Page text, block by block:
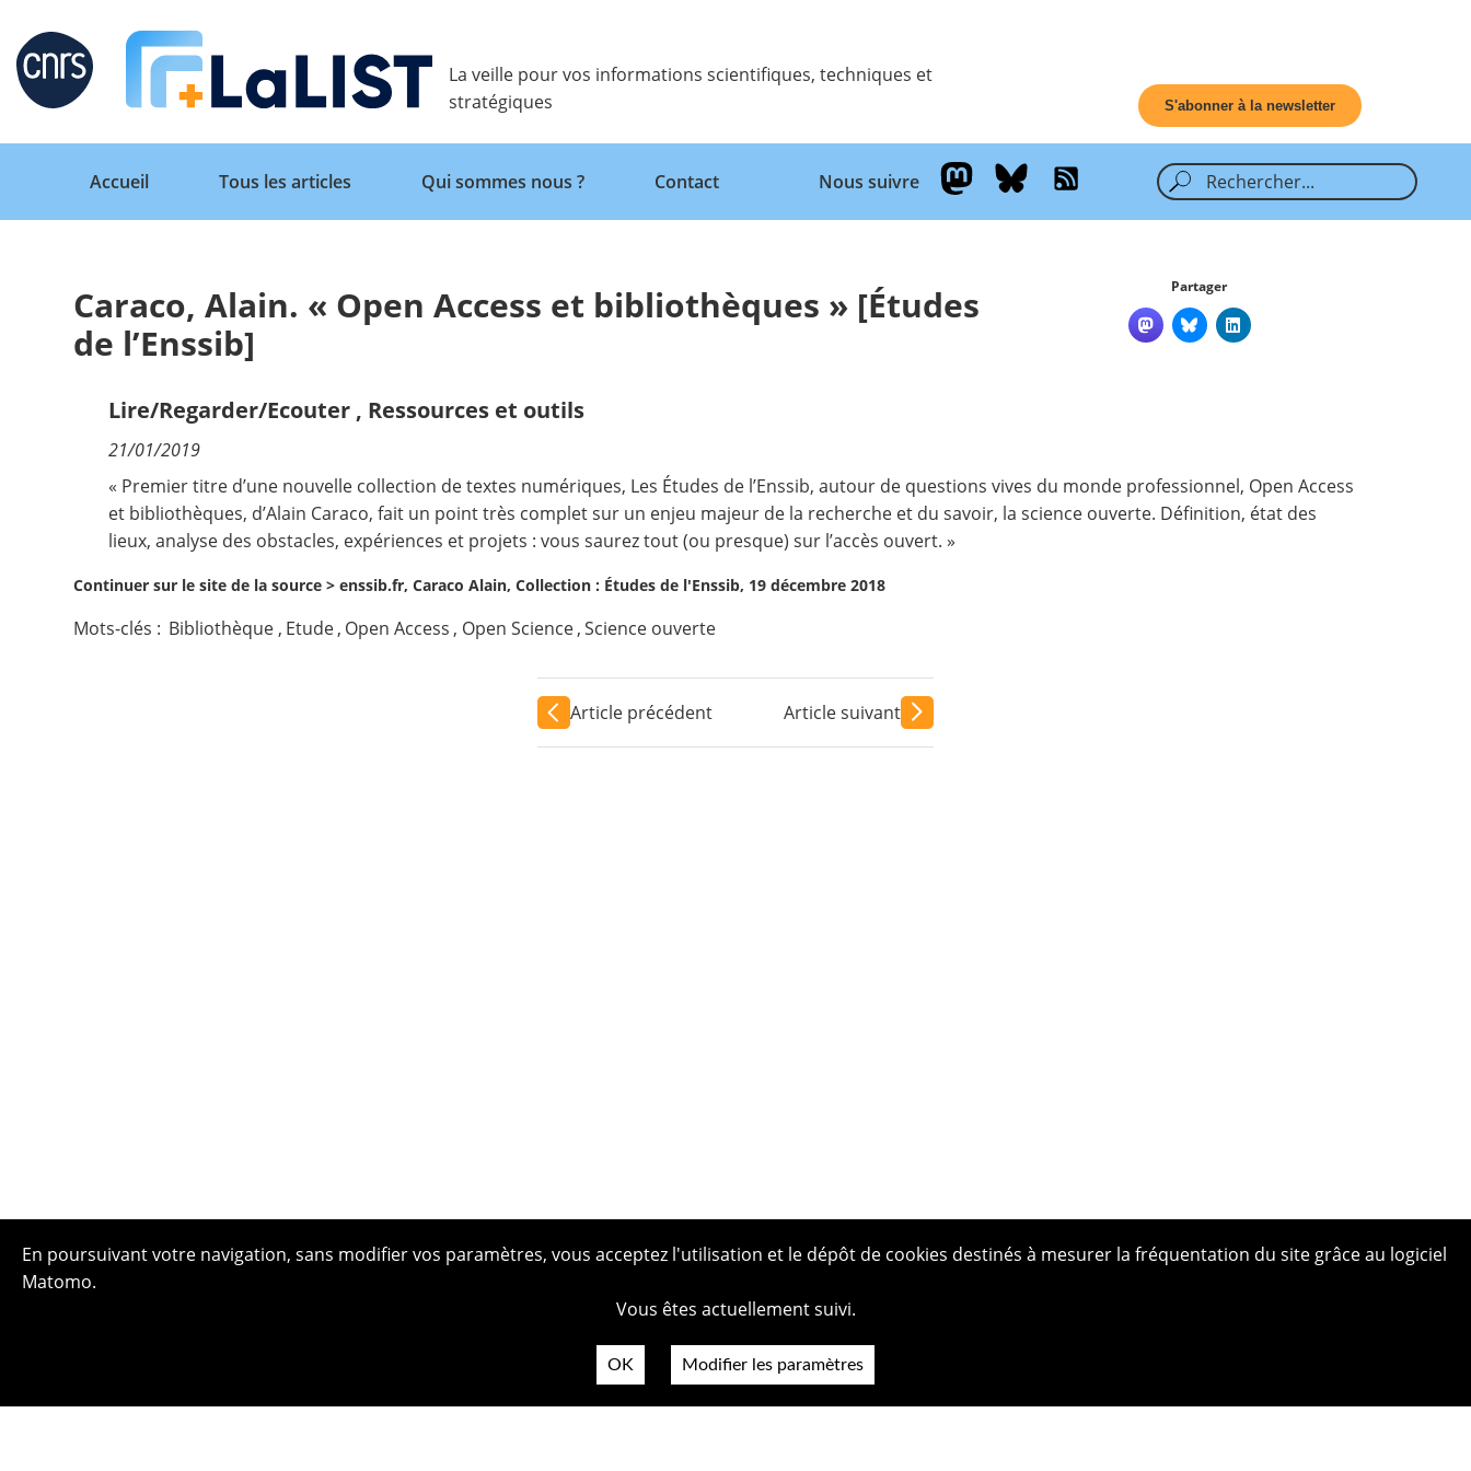
Retour
Accueil
Qui sommes nous ?
Nous suivre
La veille pour vos informations scientifiques, techniques et
stratégiques
S'abonner à la newsletter
Retour
Accueil
Tous les articles Qui sommes nous ? Contact Nous suivre
Caraco, Alain. « Open Access et bibliothèques » [Études
de l’Enssib]
Partager
Lire/Regarder/Ecouter , Ressources et outils
21/01/2019
« Premier titre d’une nouvelle collection de textes numériques, Les Études de l’Enssib, autour de questions vives du monde professionnel, Open Access
et bibliothèques, d’Alain Caraco, fait un point très complet sur un enjeu majeur de la recherche et du savoir, la science ouverte. Définition, état des
lieux, analyse des obstacles, expériences et projets : vous saurez tout (ou presque) sur l’accès ouvert. »
Continuer sur le site de la source >enssib.fr, Caraco Alain, Collection : Études de l'Enssib, 19 décembre 2018
Mots-clés : Bibliothèque , Etude, Open Access , Open Science ,Science ouverte
Article précédent Article suivant
En poursuivant votre navigation, sans modifier vos paramètres, vous acceptez l'utilisation et le dépôt de cookies destinés à mesurer la fréquentation du site grâce au logiciel
Matomo.
Vous êtes actuellement suivi.
OK Modifier les paramètres